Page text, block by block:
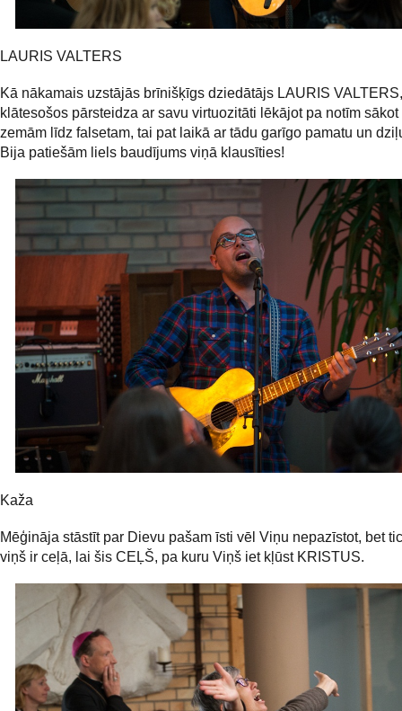
LAURIS VALTERS
Kā nākamais uzstājās brīnišķīgs dziedātājs LAURIS
klātesošos pārsteidza ar savu virtuozitāti lēkājot pa notīm sākot
zemām līdz falsetam, tai pat laikā ar tādu garīgo pamatu un
Bija patiešām liels baudījums viņā klausīties!
Kaža
Mēģināja stāstīt par Dievu pašam īsti vēl Viņu nepazīstot, bet
viņš ir ceļā, lai šis CEĻŠ, pa kuru Viņš iet kļūst KRISTUS.